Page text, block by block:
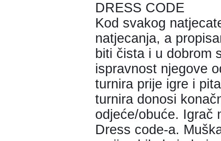
DRESS CODE
Kod svakog
natjecanja, a
biti čista i u dobrom
ispravnost njegove
turnira prije igre i
turnira donosi
odjeće/obuće. Igrač
Dress code-a.